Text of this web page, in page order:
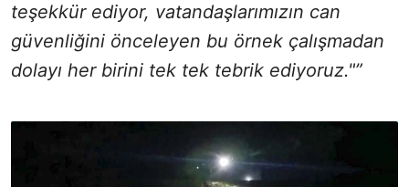
teşekkür ediyor, vatandaşlarımızın can
güvenliğini önceleyen bu örnek çalışmadan
dolayı her birini tek tek tebrik ediyoruz."”